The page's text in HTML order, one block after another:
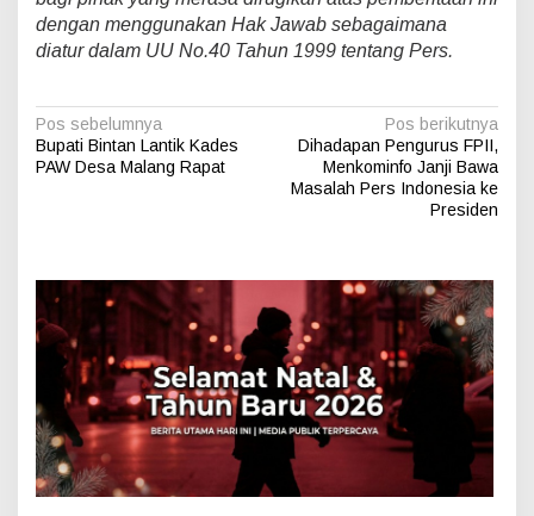
dengan menggunakan Hak Jawab sebagaimana
diatur dalam UU No.40 Tahun 1999 tentang Pers.
N
a
a
s
p
o
s
Pos sebelumnya
Bupati Bintan Lantik Kades
PAW Desa Malang Rapat
Pos berikutnya
Dihadapan Pengurus FPII,
Menkominfo Janji Bawa
Masalah Pers Indonesia ke
Presiden